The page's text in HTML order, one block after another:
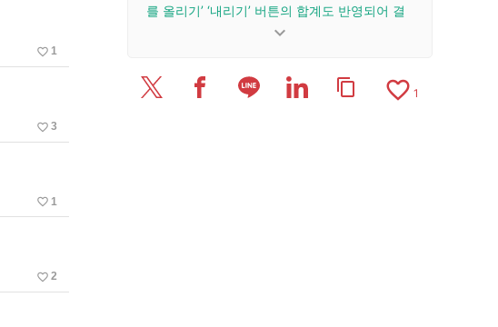
favorite_border 1
favorite_border 3
favorite_border 1
favorite_border 2
를 올리기’ ‘내리기’ 버튼의 합계도 반영되어 결
2026/7/2: 리뷰 1건을 추가·업데이트.
keyboard_arrow_down
content_copy favorite_border 1